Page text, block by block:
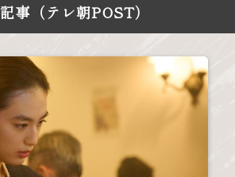
事（テレ朝POST）